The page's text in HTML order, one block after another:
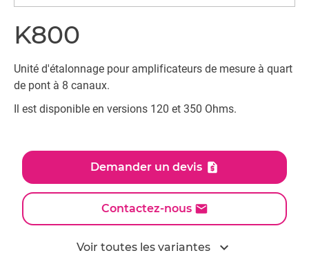
K800
Unité d'étalonnage pour amplificateurs de mesure à quart
de pont à 8 canaux.
Il est disponible en versions 120 et 350 Ohms.
Demander un devis
Contactez-nous
Voir toutes les variantes expand_more